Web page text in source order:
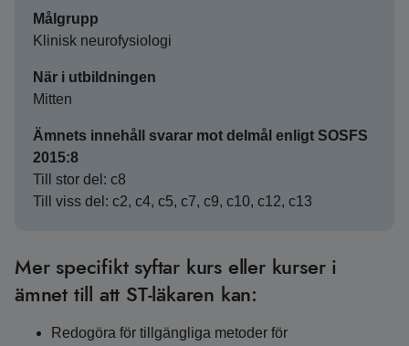
Målgrupp
Klinisk neurofysiologi
När i utbildningen
Mitten
Ämnets innehåll svarar mot delmål enligt SOSFS
2015:8
Till stor del: c8
Till viss del: c2, c4, c5, c7, c9, c10, c12, c13
Mer specifikt syftar kurs eller kurser i
ämnet till att ST-läkaren kan:
Redogöra för tillgängliga metoder för